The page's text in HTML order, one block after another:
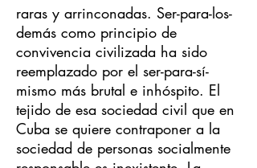
raras y arrinconadas. Ser-para-los-
demás como principio de
convivencia civilizada ha sido
reemplazado por el ser-para-sí-
mismo más brutal e inhóspito. El
tejido de esa sociedad civil que en
Cuba se quiere contraponer a la
sociedad de personas socialmente